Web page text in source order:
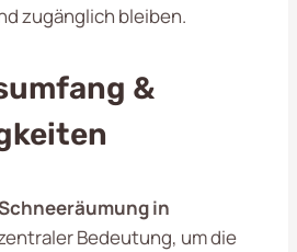
zugänglich bleiben.
&
in
Bedeutung, um die